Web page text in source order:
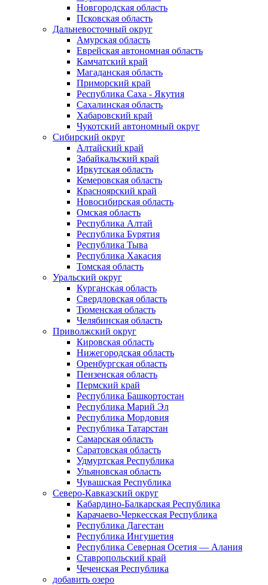
Новгородская область
Псковская область
Дальневосточный округ
Амурская область
Еврейская автономная область
Камчатский край
Магаданская область
Приморский край
Республика Саха - Якутия
Сахалинская область
Хабаровский край
Чукотский автономный округ
Сибирский округ
Алтайский край
Забайкальский край
Иркутская область
Кемеровская область
Красноярский край
Новосибирская область
Омская область
Республика Алтай
Республика Бурятия
Республика Тыва
Республика Хакасия
Томская область
Уральский округ
Курганская область
Свердловская область
Тюменская область
Челябинская область
Приволжский округ
Кировская область
Нижегородская область
Оренбургская область
Пензенская область
Пермский край
Республика Башкортостан
Республика Марий Эл
Республика Мордовия
Республика Татарстан
Самарская область
Саратовская область
Удмуртская Республика
Ульяновская область
Чувашская Республика
Северо-Кавказский округ
Кабардино-Балкарская Республика
Карачаево-Черкесская Республика
Республика Дагестан
Республика Ингушетия
Республика Северная Осетия — Алания
Ставропольский край
Чеченская Республика
добавить озеро